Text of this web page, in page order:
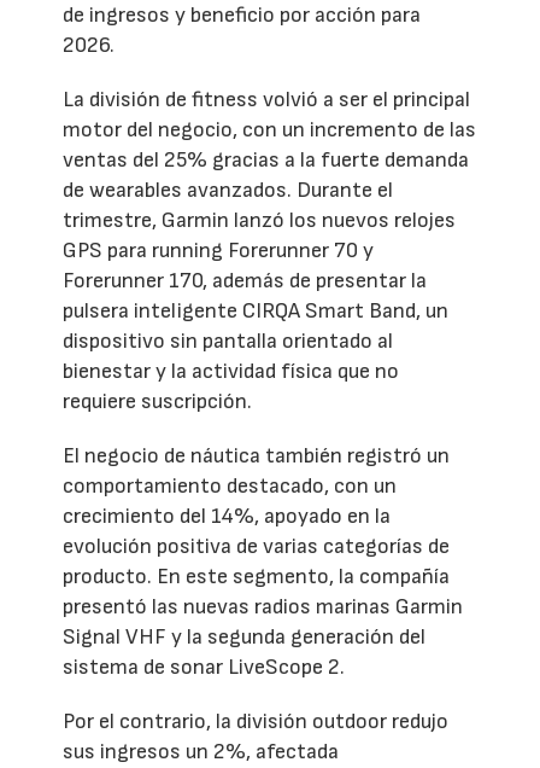
de ingresos y beneficio por acción para
2026.
La división de fitness volvió a ser el principal
motor del negocio, con un incremento de las
ventas del 25% gracias a la fuerte demanda
de wearables avanzados. Durante el
trimestre, Garmin lanzó los nuevos relojes
GPS para running Forerunner 70 y
Forerunner 170, además de presentar la
pulsera inteligente CIRQA Smart Band, un
dispositivo sin pantalla orientado al
bienestar y la actividad física que no
requiere suscripción.
El negocio de náutica también registró un
comportamiento destacado, con un
crecimiento del 14%, apoyado en la
evolución positiva de varias categorías de
producto. En este segmento, la compañía
presentó las nuevas radios marinas Garmin
Signal VHF y la segunda generación del
sistema de sonar LiveScope 2.
Por el contrario, la división outdoor redujo
sus ingresos un 2%, afectada